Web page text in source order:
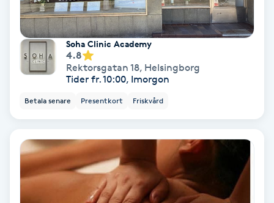
Trådning
Träning
Vaccination
Vampyrbehandling
Soha Clinic Academy
4.8
Rektorsgatan 18, Helsingborg
Tider fr. 10:00, Imorgon
Betala senare Presentkort Friskvård